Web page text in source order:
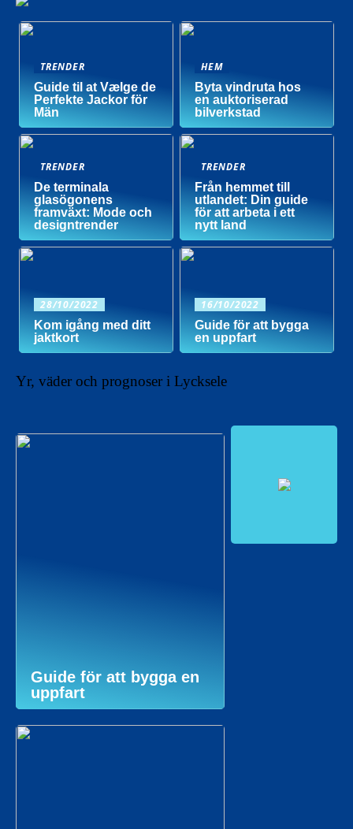
TRENDER
Guide til at Vælge de
Perfekte Jackor för
Män
HEM
Byta vindruta hos
en auktoriserad
bilverkstad
TRENDER
De terminala
glasögonens
framväxt: Mode och
designtrender
TRENDER
Från hemmet till
utlandet: Din guide
för att arbeta i ett
nytt land
28/10/2022
Kom igång med ditt
jaktkort
16/10/2022
Guide för att bygga
en uppfart
Yr, väder och prognoser i Lycksele
Guide för att bygga en
uppfart